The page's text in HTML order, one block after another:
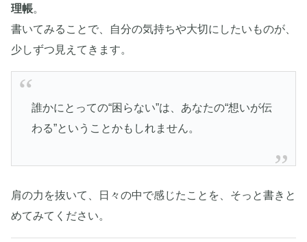
理帳。
書いてみることで、自分の気持ちや大切にしたいものが、
少しずつ見えてきます。
誰かにとっての“困らない”は、あなたの“想いが伝
わる”ということかもしれません。
肩の力を抜いて、日々の中で感じたことを、そっと書きと
めてみてください。